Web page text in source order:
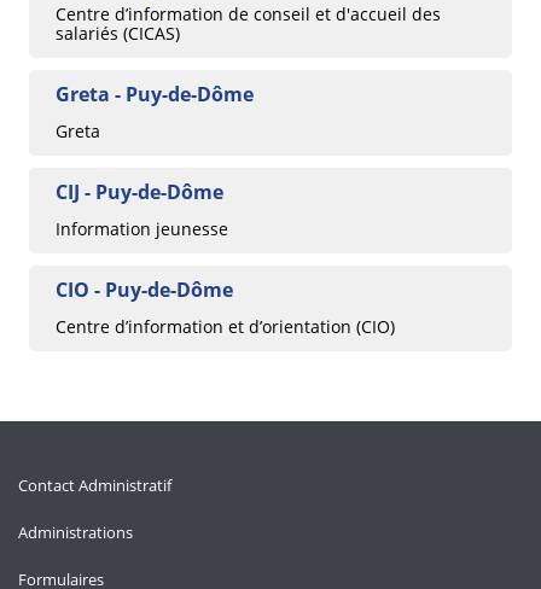
Centre d’information de conseil et d'accueil des
salariés (CICAS)
Greta - Puy-de-Dôme
Greta
CIJ - Puy-de-Dôme
Information jeunesse
CIO - Puy-de-Dôme
Centre d’information et d’orientation (CIO)
Contact Administratif
Administrations
Formulaires